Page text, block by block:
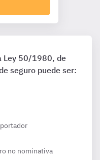
Ley 50/1980, de
seguro puede ser:
no nominativa